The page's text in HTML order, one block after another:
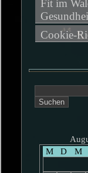
Fit im
Cookie-
nach:
M
D M